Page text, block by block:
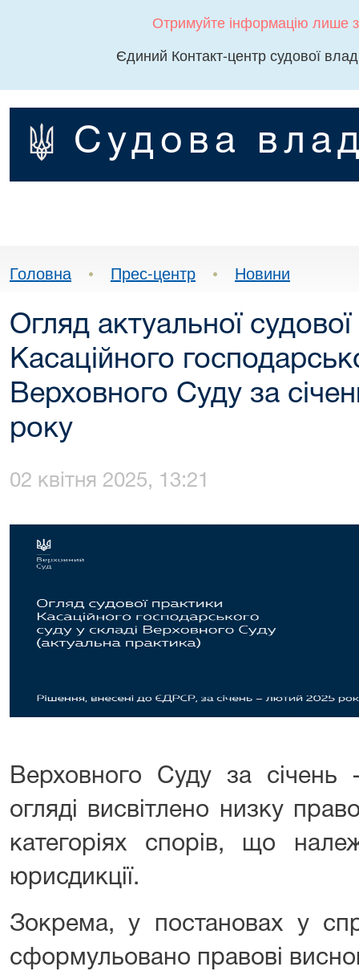
Отримуйте інформацію лише
Єдиний Контакт-центр судової
Судова
Головна • Прес-центр • Новини
Огляд актуальної
Касаційного
Верховного Суду за
року
02 квітня 2025, 13:21
Верховного Суду за
огляді висвітлено низку
категоріях спорів, що
юрисдикції.
Зокрема, у постановах у
сформульовано правові